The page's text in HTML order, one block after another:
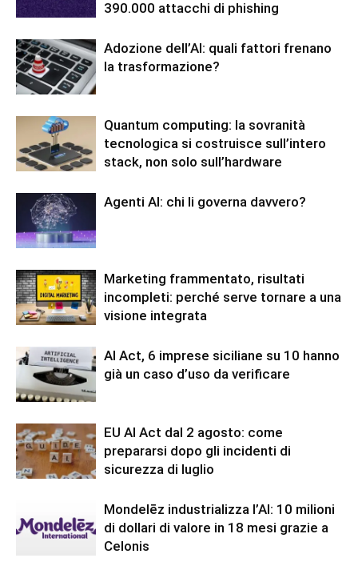
390.000 attacchi di phishing
Adozione dell’AI: quali fattori frenano
la trasformazione?
Quantum computing: la sovranità
tecnologica si costruisce sull’intero
stack, non solo sull’hardware
Agenti AI: chi li governa davvero?
Marketing frammentato, risultati
incompleti: perché serve tornare a una
visione integrata
AI Act, 6 imprese siciliane su 10 hanno
già un caso d’uso da verificare
EU AI Act dal 2 agosto: come
prepararsi dopo gli incidenti di
sicurezza di luglio
Mondelēz industrializza l’AI: 10 milioni
di dollari di valore in 18 mesi grazie a
Celonis